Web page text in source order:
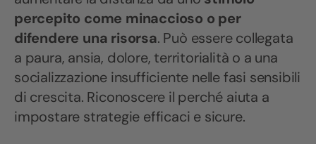
percepito come minaccioso o per
difendere una risorsa. Può essere collegata
a paura, ansia, dolore, territorialità o a una
socializzazione insufficiente nelle fasi sensibili
di crescita. Riconoscere il perché aiuta a
impostare strategie efficaci e sicure.